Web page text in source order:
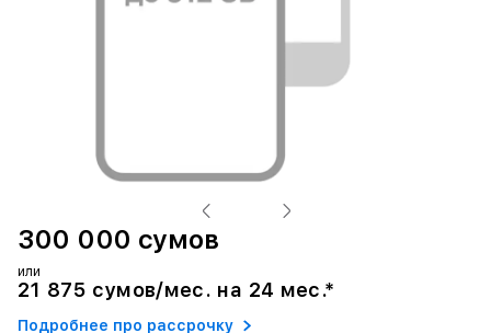
300 000 сумов
или
21 875 сумов/мес. на 24 мес.*
Подробнее про рассрочку